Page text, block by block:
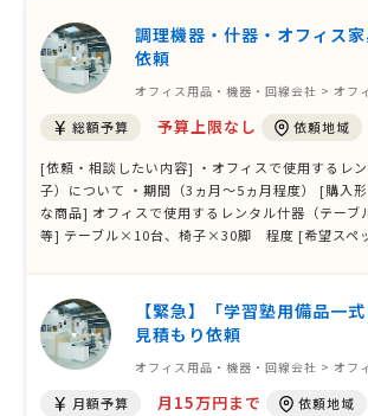
い） [メンテナ …調理機器・什器・オフィス
依頼
オフィス用品・機器・回線会社 > オフ
総額予算 予算上限なし 依頼地域
[依頼・相談したい内容] ・オフィスで使用するレ
子）について ・期間（3ヵ月～5ヵ月程度） [購入
な商品] オフィスで使用するレンタル什器（テーブ
等] テーブル×10台、椅子×30脚 程度 [希望スペ
い） [メンテナ …【緊急】「学習塾用備品一
見積もり依頼
オフィス用品・機器・回線会社 > オフ
月額予算 月15万円まで 依頼地域